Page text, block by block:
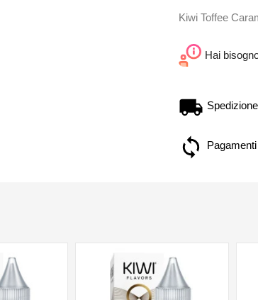
Kiwi Toffee
Hai